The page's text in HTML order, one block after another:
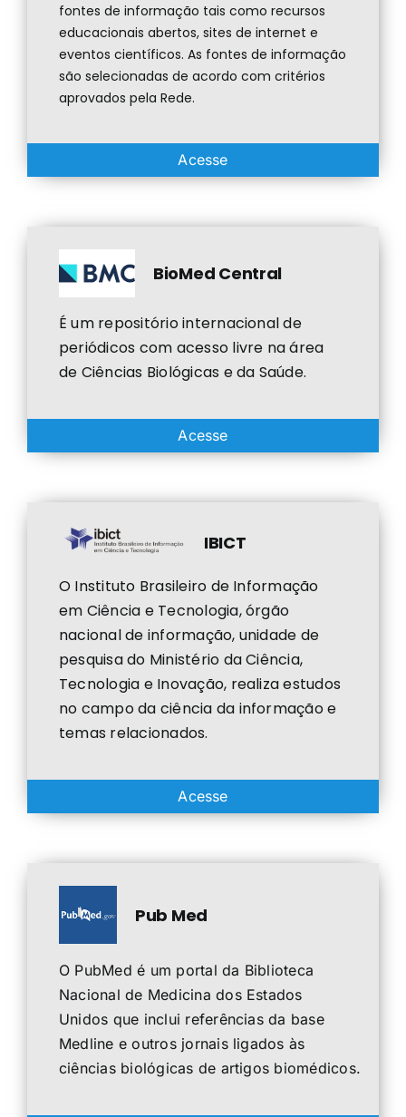
fontes de informação tais como recursos
educacionais abertos, sites de internet e
eventos científicos. As fontes de informação
são selecionadas de acordo com critérios
aprovados pela Rede.
Acesse
BioMed Central
É um repositório internacional de
periódicos com acesso livre na área
de Ciências Biológicas e da Saúde.
Acesse
IBICT
O Instituto Brasileiro de Informação
em Ciência e Tecnologia, órgão
nacional de informação, unidade de
pesquisa do Ministério da Ciência,
Tecnologia e Inovação, realiza estudos
no campo da ciência da informação e
temas relacionados.
Acesse
Pub Med
O PubMed é um portal da Biblioteca
Nacional de Medicina dos Estados
Unidos que inclui referências da base
Medline e outros jornais ligados às
ciências biológicas de artigos biomédicos.